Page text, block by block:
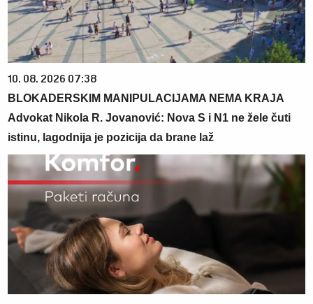
10. 08. 2026 07:38
BLOKADERSKIM MANIPULACIJAMA NEMA KRAJA
Advokat Nikola R. Jovanović: Nova S i N1 ne žele čuti
istinu, lagodnija je pozicija da brane laž